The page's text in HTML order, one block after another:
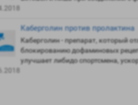
Каберголин против пролактина
Каберголин - препарат, который
блокированию дофаминовых
улучшает либидо спортсмена,